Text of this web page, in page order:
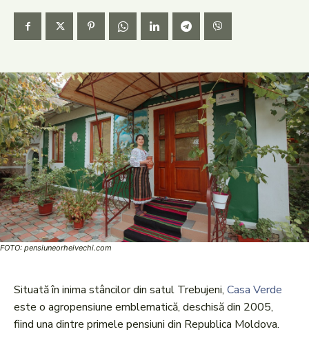
Vinării
Patrimoniu
Produs Acasă
FOTO: pensiuneorheivechi.com
Situată în inima stâncilor din satul Trebujeni, Casa Verde
este o agropensiune emblematică, deschisă din 2005,
fiind una dintre primele pensiuni din Republica Moldova.